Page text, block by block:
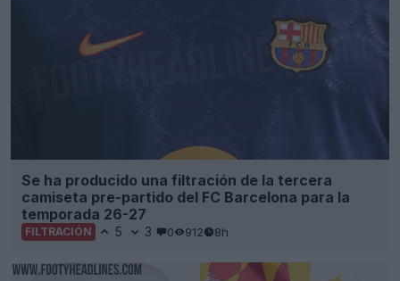
Se ha producido una filtración de la tercera
camiseta pre-partido del FC Barcelona para la
temporada 26-27
FILTRACIÓN 5 3 0 912 8h